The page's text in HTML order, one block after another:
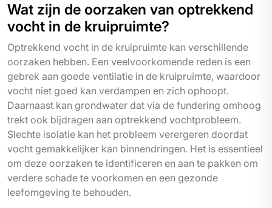
Wat zijn de oorzaken van optrekkend
vocht in de kruipruimte?
Optrekkend vocht in de kruipruimte kan verschillende
oorzaken hebben. Een veelvoorkomende reden is een
gebrek aan goede ventilatie in de kruipruimte, waardoor
vocht niet goed kan verdampen en zich ophoopt.
Daarnaast kan grondwater dat via de fundering omhoog
trekt ook bijdragen aan optrekkend vochtprobleem.
Slechte isolatie kan het probleem verergeren doordat
vocht gemakkelijker kan binnendringen. Het is essentieel
om deze oorzaken te identificeren en aan te pakken om
verdere schade te voorkomen en een gezonde
leefomgeving te behouden.